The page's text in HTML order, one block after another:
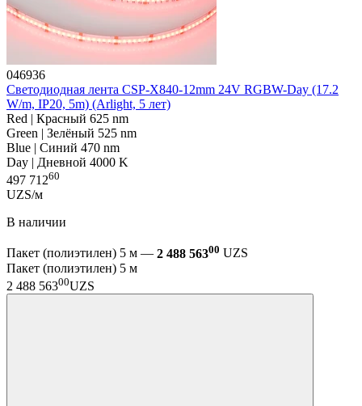
046936
Светодиодная лента CSP-X840-12mm 24V RGBW-Day (17.2
W/m, IP20, 5m) (Arlight, 5 лет)
Red | Красный 625 nm
Green | Зелёный 525 nm
Blue | Синий 470 nm
Day | Дневной 4000 K
497 71260
UZS/м
В наличии
Пакет (полиэтилен) 5 м — 2 488 56300 UZS
Пакет (полиэтилен) 5 м
2 488 56300UZS